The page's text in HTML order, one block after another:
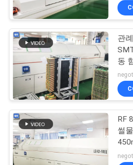
요
구
하
세
요
VR
사
선택적인 납
PCB 로더 언
관
동
RF
썰